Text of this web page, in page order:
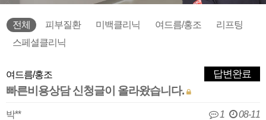
전체 피부질환 미백클리닉 여드름/홍조
리프팅
스페셜클리닉
여드름/홍조
빠른비용상담 신청글이 올라왔습니다.
답변완료
박** 1 08-11